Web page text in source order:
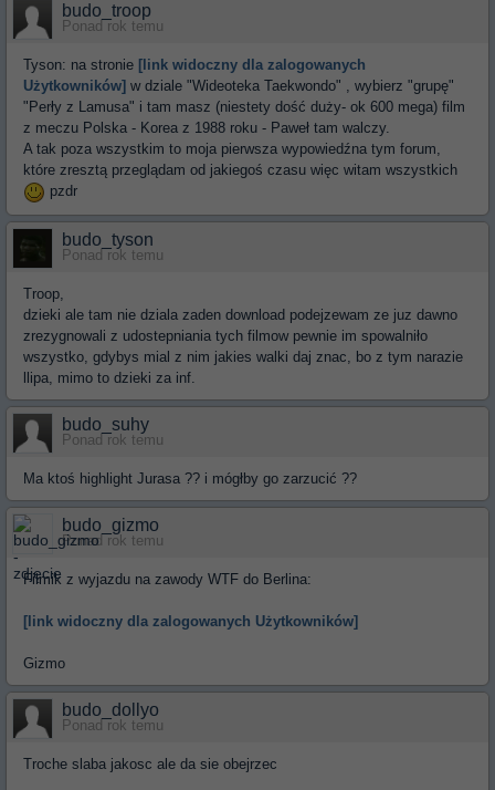
budo_troop
Ponad rok temu
Tyson: na stronie [link widoczny dla zalogowanych
Użytkowników] w dziale "Wideoteka Taekwondo" , wybierz "grupę"
"Perły z Lamusa" i tam masz (niestety dość duży- ok 600 mega) film
z meczu Polska - Korea z 1988 roku - Paweł tam walczy.
A tak poza wszystkim to moja pierwsza wypowiedźna tym forum,
które zresztą przeglądam od jakiegoś czasu więc witam wszystkich
pzdr
budo_tyson
Ponad rok temu
Troop,
dzieki ale tam nie dziala zaden download podejzewam ze juz dawno
zrezygnowali z udostepniania tych filmow pewnie im spowalniło
wszystko, gdybys mial z nim jakies walki daj znac, bo z tym narazie
llipa, mimo to dzieki za inf.
budo_suhy
Ponad rok temu
Ma ktoś highlight Jurasa ?? i mógłby go zarzucić ??
budo_gizmo
Ponad rok temu
Filmik z wyjazdu na zawody WTF do Berlina:
[link widoczny dla zalogowanych Użytkowników]
Gizmo
budo_dollyo
Ponad rok temu
Troche slaba jakosc ale da sie obejrzec